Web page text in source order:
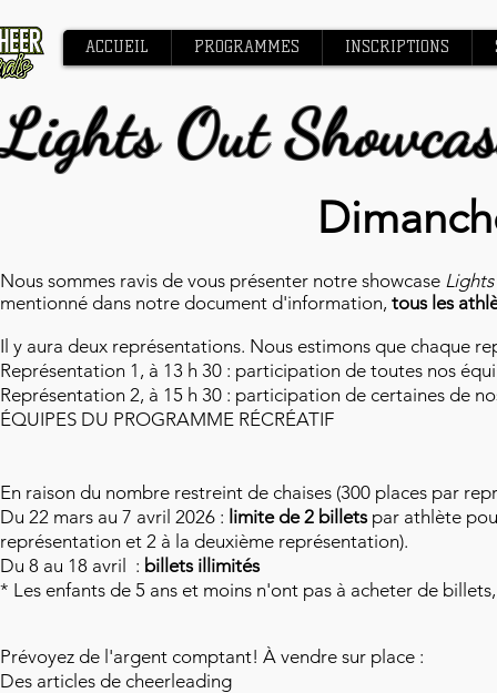
ACCUEIL PROGRAMMES INSCRIPTIONS
Lights Out
Nous sommes ravis de vous présenter notre showcase
mentionné dans notre document d'information, tous les
Il y aura deux représentations. Nous estimons que chaque
Représentation 1, à 13 h 30 : participation de toutes nos
Représentation 2, à 15 h 30 : participation de certaines de
ÉQUIPES DU PROGRAMME RÉCRÉATIF
En raison du nombre restreint de chaises (300 places par
Du 22 mars au 7 avril 2026 : limite de 2 billetspar athlète
représentation et 2 à la deuxième représentation).
Du 8 au 18 avril : billets illimités
* Les enfants de 5 ans et moins n'ont pas à acheter de
Prévoyez de l'argent comptant! À vendre sur place :
Des articles de cheerleading